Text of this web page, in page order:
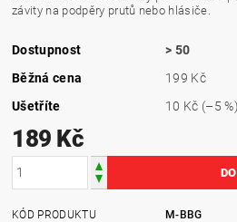
závity na podpěry prutů nebo hlásiče.
Dostupnost
> 50
Běžná cena
199 Kč
Ušetříte
10 Kč (–5 %)
189 Kč
KÓD PRODUKTU
M-BBG